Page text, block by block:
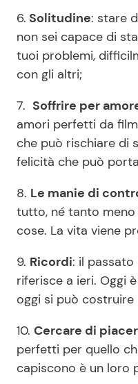
6. Solitudine: stare
non sei capace di
tuoi problemi,
con gli altri;
7. Soffrire per
amori perfetti da
che può rischiare di
felicità che può
8. Le manie di
tutto, né tanto meno
cose. La vita viene
9. Ricordi: il passato
riferisce a ieri. Oggi
oggi si può costruire
10. Cercare di
perfetti per quello
capiscono è un loro